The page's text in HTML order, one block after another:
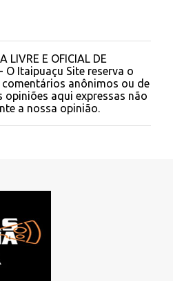
LIVRE E OFICIAL DE
O Itaipuaçu Site reserva o
anônimos ou de
aqui expressas não
a nossa opinião.